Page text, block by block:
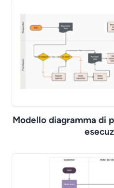
Modello diagramma di